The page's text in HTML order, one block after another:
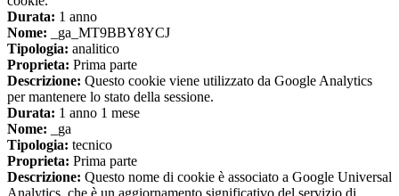
Durata: 1 anno
Nome: _ga_MT9BBY8YCJ
Tipologia: analitico
Proprieta: Prima parte
Descrizione: Questo cookie viene utilizzato da Google Analytics
per mantenere lo stato della sessione.
Durata: 1 anno 1 mese
Nome: _ga
Tipologia: tecnico
Proprieta: Prima parte
Descrizione: Questo nome di cookie è associato a Google Universal
Analytics, che è un aggiornamento significativo del servizio di